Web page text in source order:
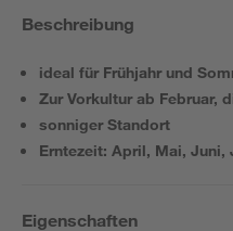
Beschreibung
ideal für Frühjahr und
Zur Vorkultur ab Februar,
sonniger Standort
Erntezeit: April, Mai, Juni,
Eigenschaften